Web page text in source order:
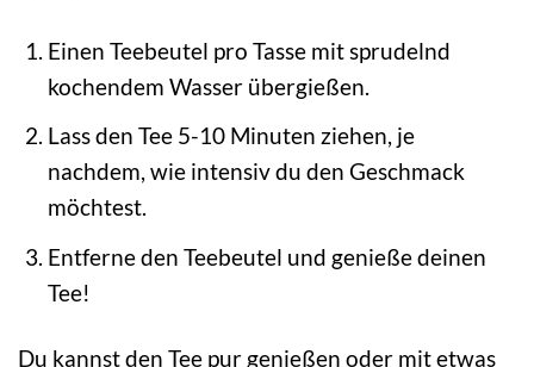
Einen Teebeutel pro Tasse mit sprudelnd
kochendem Wasser übergießen.
Lass den Tee 5-10 Minuten ziehen, je
nachdem, wie intensiv du den Geschmack
möchtest.
Entferne den Teebeutel und genieße deinen
Tee!
Du kannst den Tee pur genießen oder mit etwas